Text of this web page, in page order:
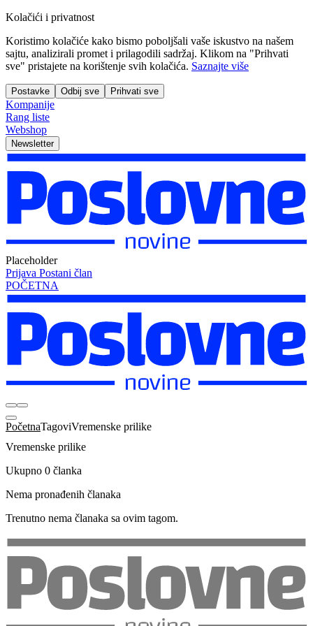
Kolačići i privatnost
Koristimo kolačiće kako bismo poboljšali vaše iskustvo na našem
sajtu, analizirali promet i prilagodili sadržaj. Klikom na "Prihvati
sve" pristajete na korištenje svih kolačića. Saznajte više
Postavke Odbij sve Prihvati sve
Kompanije
Rang liste
Webshop
Newsletter
Placeholder
Prijava Postani član
POČETNA
PočetnaTagoviVremenske prilike
Vremenske prilike
Ukupno 0 članka
Nema pronađenih članaka
Trenutno nema članaka sa ovim tagom.